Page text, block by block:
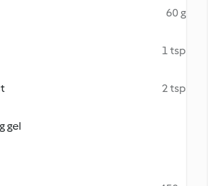
60 g
1 tsp
2 tsp
gel